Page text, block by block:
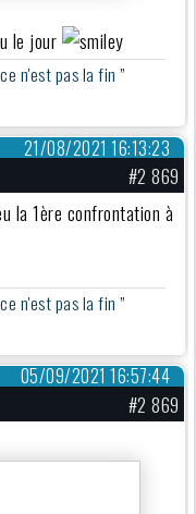
le jour
n'est pas la fin ”
21/08/2021 16:13:23
#2 869
la 1ère confrontation à
n'est pas la fin ”
05/09/2021 16:57:44
#2 869